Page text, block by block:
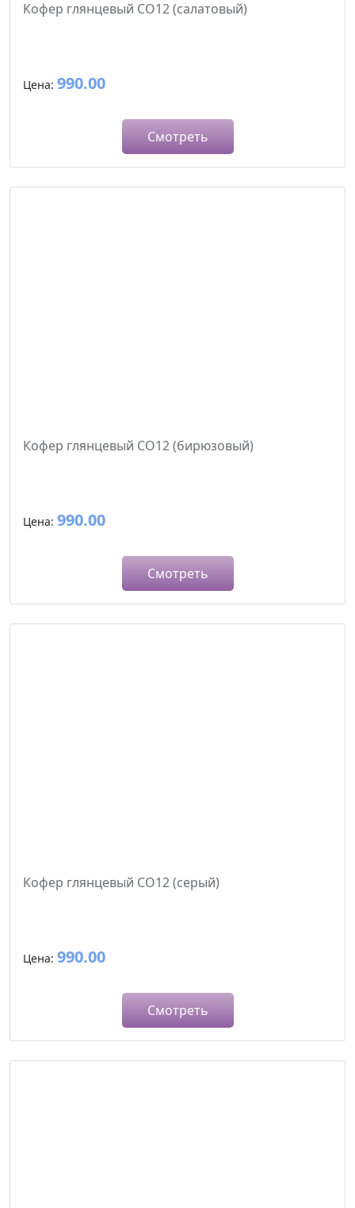
Кофер глянцевый CO12 (салатовый)
Цена: 990.00
Смотреть
Кофер глянцевый CO12 (бирюзовый)
Цена: 990.00
Смотреть
Кофер глянцевый CO12 (серый)
Цена: 990.00
Смотреть